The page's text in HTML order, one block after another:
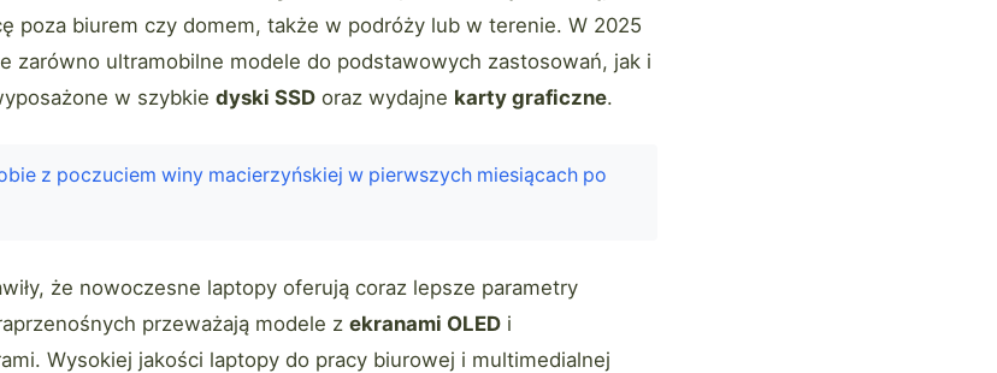
poza biurem czy domem, także w podróży lub w terenie. W 2025
zarówno ultramobilne modele do podstawowych zastosowań, jak i
w szybkie dyski SSD oraz wydajne karty graficzne.
z poczuciem winy macierzyńskiej w pierwszych miesiącach po
że nowoczesne laptopy oferują coraz lepsze parametry
przeważają modele z ekranami OLED i
Wysokiej jakości laptopy do pracy biurowej i multimedialnej